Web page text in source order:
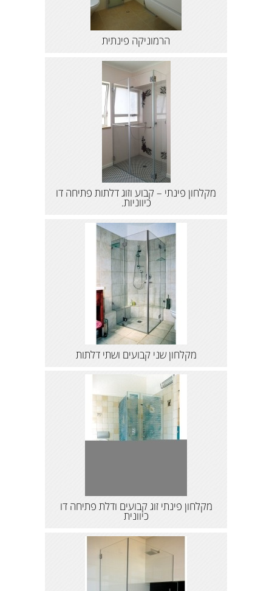
הרמוניקה פינתית
מקלחון פינתי – קבוע וזוג דלתות פתיחה דו
כיווניות.
מקלחון שני קבועים ושתי דלתות
מקלחון פינתי זוג קבועים ודלת פתיחה דו
כיוונית